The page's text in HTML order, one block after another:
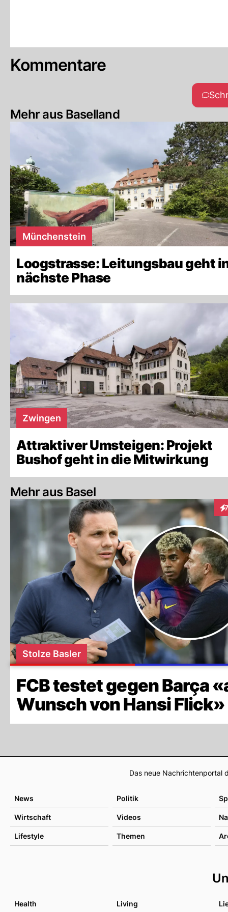
Kommentare
Mehr aus Baselland
Münchenstein
Loogstrasse: Leitungsbau geht
nächste Phase
Zwingen
Attraktiver Umsteigen: Projekt
Bushof geht in die Mitwirkung
Mehr aus Basel
7
Stolze Basler
FCB testet gegen Barça
Wunsch von Hansi Flick»
Das neue Nachrichtenportal
News Politik
Wirtschaft Videos
Lifestyle Themen
Health Living